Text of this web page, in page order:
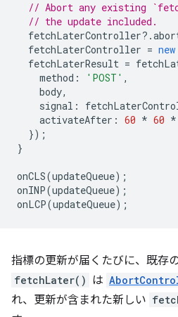
// Abort any existing
// the update included.
fetchLaterController? .
fetchLaterController = new
fetchLaterResult =
method : 'POST' ,
body,
signal :
activateAfter : 60 * 60 *
});
}
onCLS(updateQueue);
onINP(updateQueue);
onLCP(updateQueue);
指標の更新が届くたびに、既存
fetchLater() は
れ、更新が含まれた新しい